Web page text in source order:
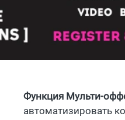
Функция Мульти-
автоматизировать